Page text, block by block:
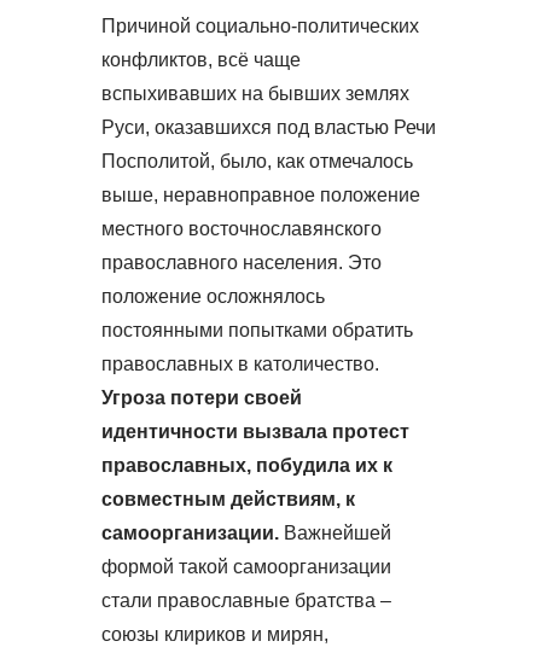
Причиной социально-политических
конфликтов, всё чаще
вспыхивавших на бывших землях
Руси, оказавшихся под властью Речи
Посполитой, было, как отмечалось
выше, неравноправное положение
местного восточнославянского
православного населения. Это
положение осложнялось
постоянными попытками обратить
православных в католичество.
Угроза потери своей
идентичности вызвала протест
православных, побудила их к
совместным действиям, к
самоорганизации. Важнейшей
формой такой самоорганизации
стали православные братства –
союзы клириков и мирян,